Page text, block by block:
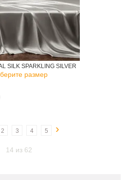
SILK SPARKLING SILVER
размер
2 3 4 5 ›
14 из 62